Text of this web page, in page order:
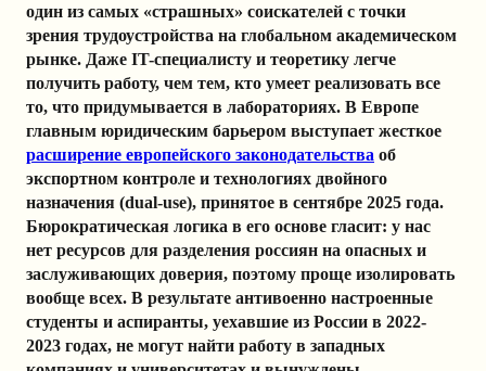
один из самых «страшных» соискателей с точки
зрения трудоустройства на глобальном академическом
рынке. Даже IT-специалисту и теоретику легче
получить работу, чем тем, кто умеет реализовать все
то, что придумывается в лабораториях. В Европе
главным юридическим барьером выступает жесткое
расширение европейского законодательства об
экспортном контроле и технологиях двойного
назначения (dual-use), принятое в сентябре 2025 года.
Бюрократическая логика в его основе гласит: у нас
нет ресурсов для разделения россиян на опасных и
заслуживающих доверия, поэтому проще изолировать
вообще всех. В результате антивоенно настроенные
студенты и аспиранты, уехавшие из России в 2022-
2023 годах, не могут найти работу в западных